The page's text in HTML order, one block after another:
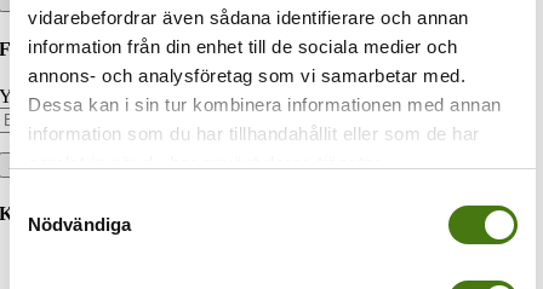
vidarebefordrar även sådana identifierare och annan
information från din enhet till de sociala medier och
annons- och analysföretag som vi samarbetar med.
Dessa kan i sin tur kombinera informationen med annan
information som du har tillhandahållit eller som de har
Nödvändiga
Följ bloggen via e-post
Your email:
Kategorier